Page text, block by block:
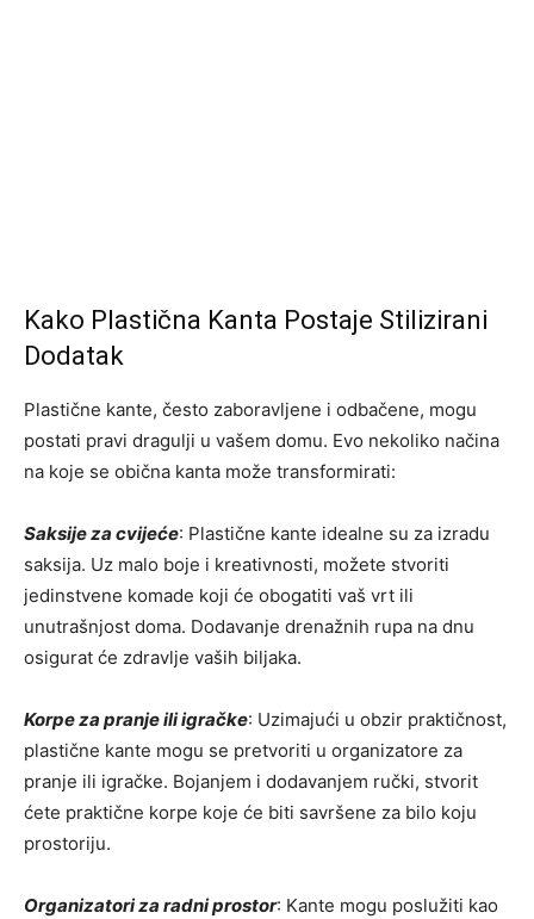
Kako Plastična Kanta Postaje Stilizirani
Dodatak
Plastične kante, često zaboravljene i odbačene, mogu
postati pravi dragulji u vašem domu. Evo nekoliko načina
na koje se obična kanta može transformirati:
Saksije za cvijeće: Plastične kante idealne su za izradu
saksija. Uz malo boje i kreativnosti, možete stvoriti
jedinstvene komade koji će obogatiti vaš vrt ili
unutrašnjost doma. Dodavanje drenažnih rupa na dnu
osigurat će zdravlje vaših biljaka.
Korpe za pranje ili igračke: Uzimajući u obzir praktičnost,
plastične kante mogu se pretvoriti u organizatore za
pranje ili igračke. Bojanjem i dodavanjem ručki, stvorit
ćete praktične korpe koje će biti savršene za bilo koju
prostoriju.
Organizatori za radni prostor: Kante mogu poslužiti kao